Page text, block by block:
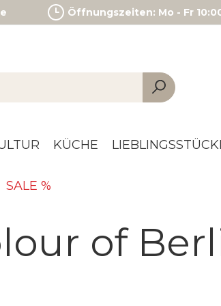
Öffnungszeiten: Mo - Fr
KÜCHE
SALE %
of